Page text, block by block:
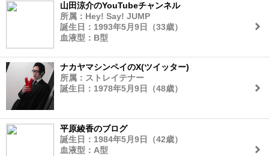
山田涼介のYouTubeチャンネル
所属：Hey! Say! JUMP
誕生日：1993年5月9日（33歳）
血液型：B型
ナカヤマシンペイのX(ツイッター)
所属：ストレイテナー
誕生日：1978年5月9日（48歳）
平原綾香のブログ
誕生日：1984年5月9日（42歳）
血液型：A型